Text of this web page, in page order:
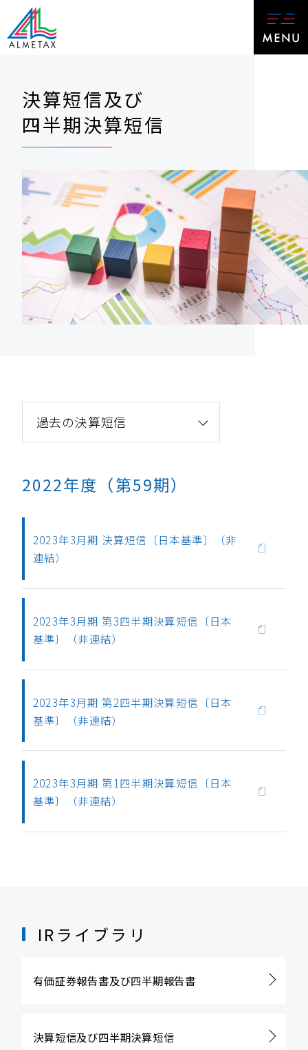
決算短信及び
四半期決算短信
過去の決算短信
2022年度（第59期）
2023年3月期 決算短信〔日本基準〕（非
連結）
2023年3月期 第3四半期決算短信〔日本
基準〕（非連結）
2023年3月期 第2四半期決算短信〔日本
基準〕（非連結）
2023年3月期 第1四半期決算短信〔日本
基準〕（非連結）
IRライブラリ
有価証券報告書及び四半期報告書
決算短信及び四半期決算短信